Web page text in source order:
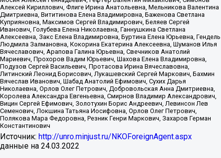
Алексей Кириллович, Флиге Ирина Анатольевна, Мельникова Валентина
Дмитриевна, Вититинова Елена Владимировна, Баженова Светлана
Куприяновна, Максимов Сергей Владимирович, Беляев Сергей
Иванович, Голубева Елена Николаевна, Ганнушкина Светлана
Алексеевна, Закс Елена Владимировна, Буртина Елена Юрьевна, Гендель
Людмила Залмановна, Кокорина Екатерина Алексеевна, Шуманов Илья
Вячеславович, Арапова Галина Юрьевна, Свечников Анатолий
Мариевич, Прохоров Вадим Юрьевич, Шахова Елена Владимировна,
Подузов Сергей Васильевич, Протасова Ирина Вячеславовна,
Литинский Леонид Борисович, Лукашевский Сергей Маркович, Бахмин
Вячеслав Иванович, Шабад Анатолий Ефимович, Сухих Дарья
Николаевна, Орлов Олег Петрович, Добровольская Анна Дмитриевна,
Королева Александра Евгеньевна, Смирнов Владимир Александрович,
Вицин Сергей Ефимович, Золотухин Борис Андреевич, Левинсон Лев
Семенович, Локшина Татьяна Иосифовна, Орлов Олег Петрович,
Полякова Мара Федоровна, Резник Генри Маркович, Захаров Герман
Константинович
Источник: http://unro.minjust.ru/NKOForeignAgent.aspx
данные на 24.03.2022